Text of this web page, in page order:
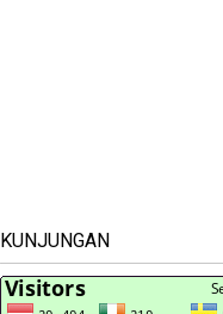
KUNJUNGAN